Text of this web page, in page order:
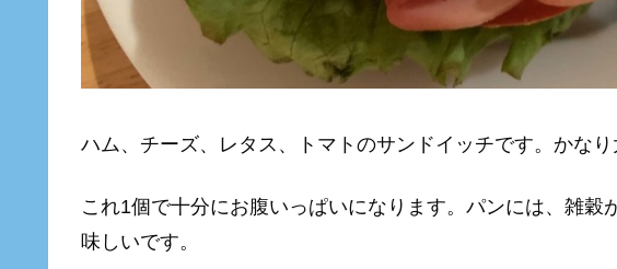
ハム、チーズ、レタス、トマトのサンドイッチです。かなり
これ1個で十分にお腹いっぱいになります。パンには、雑穀
味しいです。